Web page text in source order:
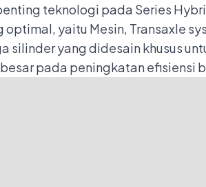
teknologi pada Series
yaitu Mesin, Transaxle
silinder yang didesain khusus
pada peningkatan efisiensi